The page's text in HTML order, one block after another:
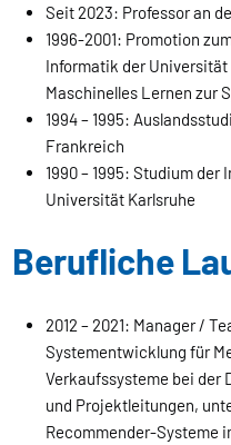
Seit 2023: Professor an
1996-2001: Promotion
Informatik der Universität
Maschinelles Lernen zur
1994 – 1995:
Frankreich
1990 – 1995: Studium
Universität Karlsruhe
Berufliche
2012 – 2021: Manager /
Systementwicklung für
Verkaufssysteme bei der
und Projektleitungen,
Recommender-Systeme